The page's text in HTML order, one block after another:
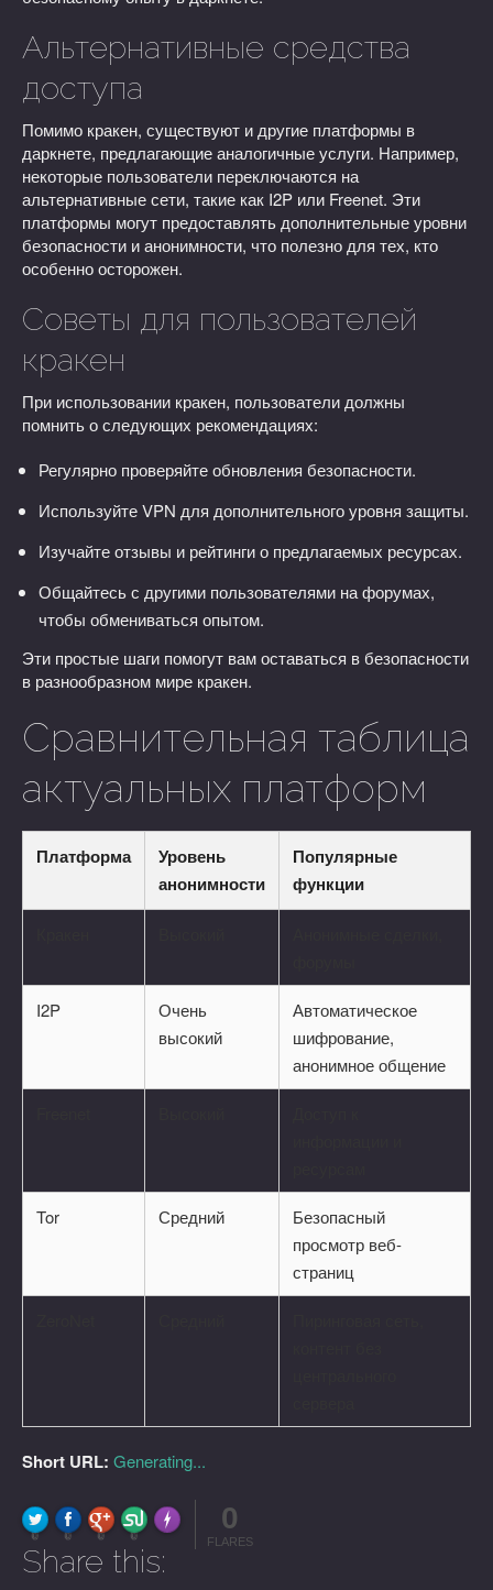
Альтернативные средства
доступа
Помимо кракен, существуют и другие платформы в
даркнете, предлагающие аналогичные услуги. Например,
некоторые пользователи переключаются на
альтернативные сети, такие как I2P или Freenet. Эти
платформы могут предоставлять дополнительные уровни
безопасности и анонимности, что полезно для тех, кто
особенно осторожен.
Советы для пользователей
кракен
При использовании кракен, пользователи должны
помнить о следующих рекомендациях:
Регулярно проверяйте обновления безопасности.
Используйте VPN для дополнительного уровня защиты.
Изучайте отзывы и рейтинги о предлагаемых ресурсах.
Общайтесь с другими пользователями на форумах,
чтобы обмениваться опытом.
Эти простые шаги помогут вам оставаться в безопасности
в разнообразном мире кракен.
Сравнительная таблица
актуальных платформ
Платформа
Уровень
анонимности
Популярные
функции
I2P
Очень
высокий
Автоматическое
шифрование,
анонимное общение
Tor Средний
Безопасный
просмотр веб-
страниц
Short URL: Generating...
0 0 0 0
Made with FLARE
0
FLARES
Share this: